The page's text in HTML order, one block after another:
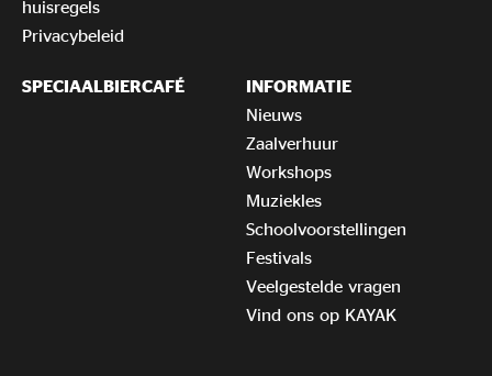
huisregels
Privacybeleid
SPECIAALBIERCAFÉ
INFORMATIE
Nieuws
Zaalverhuur
Workshops
Muziekles
Schoolvoorstellingen
Festivals
Veelgestelde vragen
Vind ons op KAYAK